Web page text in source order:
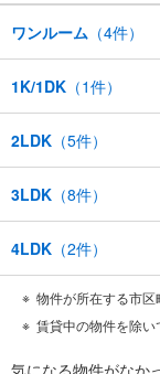
ワンルーム （4件）
1K/1DK （1件）
2LDK （5件）
3LDK （8件）
4LDK （2件）
物件が所在する市区
賃貸中の物件を除い
気になる物件がなか